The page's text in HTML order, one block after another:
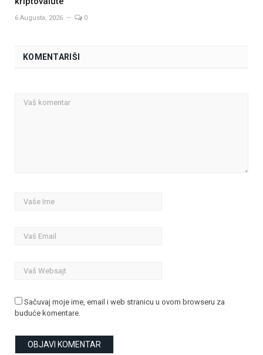
6 Augusta, 2026 0
KOMENTARIŠI
Sačuvaj moje ime, email i web stranicu u ovom browseru za
buduće komentare.